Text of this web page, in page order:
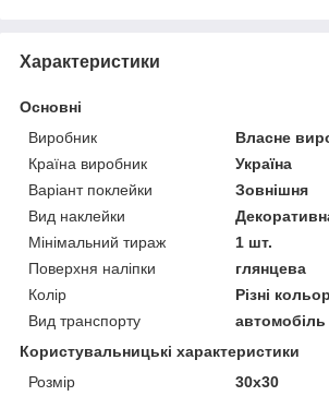
Характеристики
Основні
Виробник
Власне
Країна виробник
Україна
Варіант поклейки
Зовнішня
Вид наклейки
Мінімальний тираж
1 шт.
Поверхня наліпки
глянцева
Колір
Різні
Вид транспорту
автомобіль
Користувальницькі характеристики
Розмір
30х30